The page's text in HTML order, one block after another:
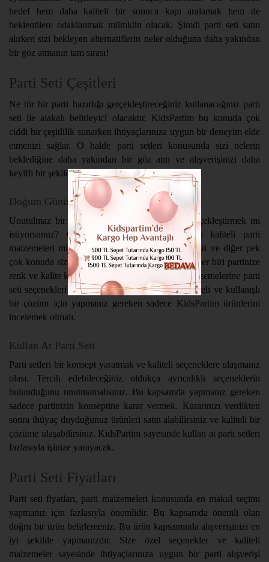
hedef hem daha kaliteli bir sonuca kapı aralamak hem de
beklentilere odaklanmak mümkün olacak. Şimdi parti seti satın
alırken sizi bekleyen alternatiflerin neler olduğuna daha yakından
bir göz atmanın tam sırası!
Parti Seti Çeşitleri
Ne tür bir parti hazırlığı gerçekleştireceğiniz kullanacağınız parti
seti ile alakalı belirleyici olacaktır. KidsPartim bu konuda çok
ciddi bir çeşitlilik sunarken ihtiyaçlarınıza uygun bir deneyim elde
etmenizi sağlar. O halde parti setleri konusunda sizi nelerin
beklediğine daha yakından bir göz atın ve alışverişinizi daha
keyifli bir şekilde tamamlayın!
Doğum Günü Setleri
Unutulmaz bir doğum günü partisi hazırlığı gerçekleştirmek mi
istiyorsunuz? O halde sizin de tercihiniz en kaliteli parti
malzemeleri mi? O halde tabak, bardak, parti süsü ve diğer pek
çok konuda size uygun ürünleri incelemelisiniz. Her biri partinize
renk ve kalite katacak olan doğum günü parti malzemelerine parti
seti seçenekleri sayesinde sahip olabilirsiniz. Kaliteli ve kullanışlı
bir çözüm için yapmanız gereken sadece KidsPartim ürünlerini
incelemek olmalı.
Kullan At Parti Seti
Parti setleri bir konsept yaratmak ve kaliteli seçeneklere ulaşmanız
olası. Tercih edebileceğiniz oldukça ayrıcalıklı seçeneklerin
bulunduğunu unutmamalısınız. Bu kapsamda yapmanız gereken
sadece partinizin konseptine karar vermek. Kararınızı verdikten
sonra ihtiyaç duyduğunuz ürünleri satın alabilirsiniz ve kaliteli bir
çözüme ulaşabilirsiniz. KidsPartim sayesinde kullan at parti setleri
fazlasıyla işinize yarayacak.
Parti Seti Fiyatları
Parti seti fiyatları, parti malzemeleri konusunda en makul seçimi
yapmanız için fazlasıyla önemlidir. Bu kapsamda önemli olan
doğru bir ürün belirlemeniz. Bu ürün kapsamında alışverişinizi en
iyi şekilde yapmanızdır. Size özel seçenekler ve kaliteli
malzemeler sayesinde ihtiyaçlarınıza uygun bir parti alışverişi